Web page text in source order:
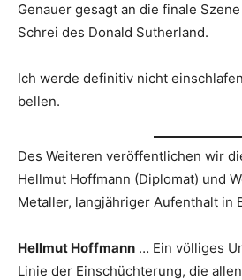
Genauer gesagt an die finale
Schrei des Donald Sutherland.
Ich werde definitiv nicht
bellen.
Des Weiteren veröffentlichen wir
Hellmut Hoffmann (Diplomat) und
Metaller, langjähriger Aufenthalt in
Hellmut Hoffmann … Ein völliges
Linie der Einschüchterung, die